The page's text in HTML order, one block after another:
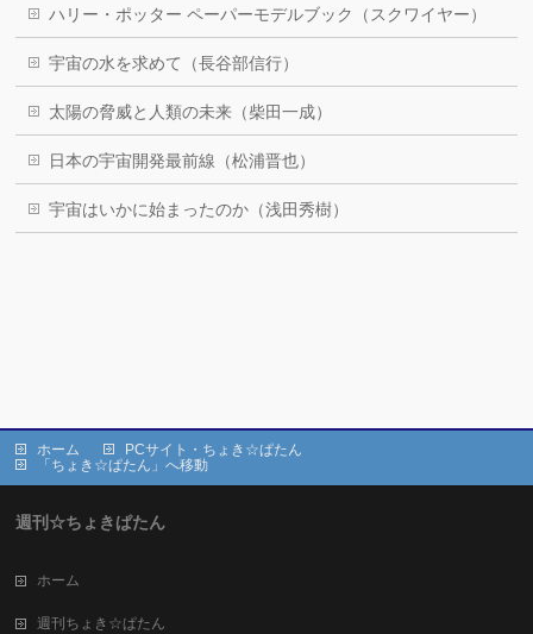
ハリー・ポッター ペーパーモデルブック（スクワイヤー）
宇宙の水を求めて（長谷部信行）
太陽の脅威と人類の未来（柴田一成）
日本の宇宙開発最前線（松浦晋也）
宇宙はいかに始まったのか（浅田秀樹）
ホーム
PCサイト・ちょき☆ぱたん
「ちょき☆ぱたん」へ移動
週刊☆ちょきぱたん
ホーム
週刊ちょき☆ぱたん